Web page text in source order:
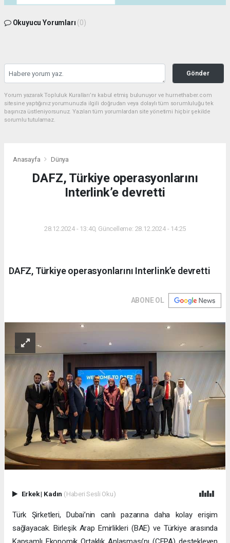
Okuyucu Yorumları (0)
Gönder
Yorum yazarak Topluluk Kuralları’nı kabul etmiş bulunuyor ve hurnethaber.com
sitesine yaptığınız yorumunuzla ilgili doğrudan veya dolaylı tüm sorumluluğu tek
başınıza üstleniyorsunuz. Yazılan tüm yorumlardan site yönetimi hiçbir şekilde
sorumlu tutulamaz.
Anasayfa Dünya
DAFZ, Türkiye operasyonlarını
Interlink’e devretti
28.12.2024 - 13:40, Güncelleme: 28.12.2024 - 14:25
DAFZ, Türkiye operasyonlarını Interlink’e devretti
ABONE OL
Erkek| Kadın (Haberi Sesli Oku)
Türk Şirketleri, Dubai’nin canlı pazarına daha kolay erişim
sağlayacak. Birleşik Arap Emirlikleri (BAE) ve Türkiye arasında